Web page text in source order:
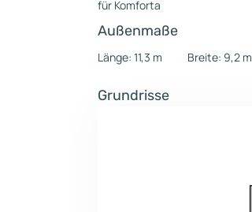
für Komforta
Außenmaße
Länge: 11,3 m Breite: 9,2 m
Grundrisse